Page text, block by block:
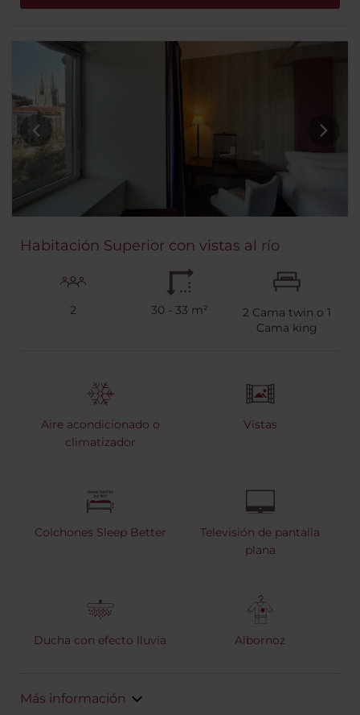
Habitación Superior con vistas al río
2 30 - 33 m² 2 Cama twin o 1
Cama king
Aire acondicionado o
climatizador
Vistas
Colchones Sleep Better
Televisión de pantalla
plana
Ducha con efecto lluvia Albornoz
Más información